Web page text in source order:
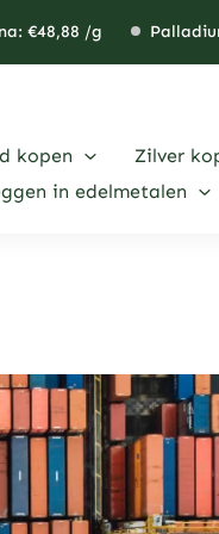
€48,88 /g
kopen Zilver
in edelmetalen